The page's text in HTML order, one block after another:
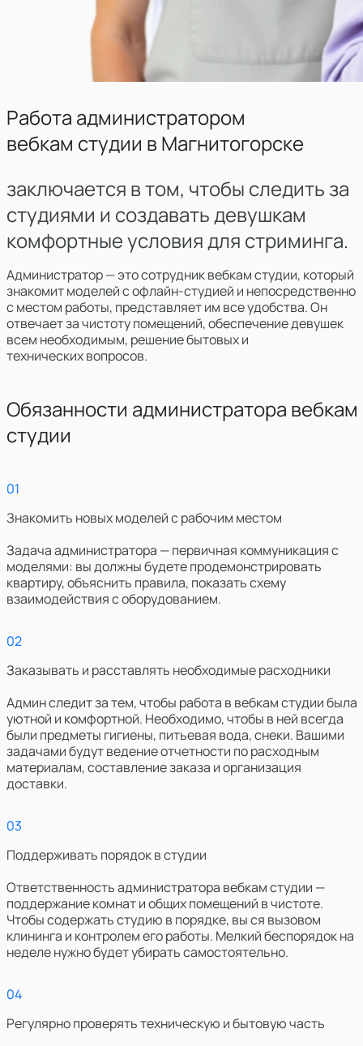
Работа администратором
вебкам студии вМагнитогорске
заключается в том, чтобы следить за
студиями и создавать девушкам
комфортные условия для стриминга.
Администратор — это сотрудник вебкам студии, который
знакомит моделей с офлайн-студией и непосредственно
с местом работы, представляет им все удобства. Он
отвечает за чистоту помещений, обеспечение девушек
всем необходимым, решение бытовых и
технических вопросов.
Обязанности администратора вебкам
студии
01
Знакомить новых моделей с рабочим местом
Задача администратора — первичная коммуникация с
моделями: вы должны будете продемонстрировать
квартиру, объяснить правила, показать схему
взаимодействия с оборудованием.
02
Заказывать и расставлять необходимые расходники
Админ следит за тем, чтобы работа в вебкам студии была
уютной и комфортной. Необходимо, чтобы в ней всегда
были предметы гигиены, питьевая вода, снеки. Вашими
задачами будут ведение отчетности по расходным
материалам, составление заказа и организация
доставки.
03
Поддерживать порядок в студии
Ответственность администратора вебкам студии —
поддержание комнат и общих помещений в чистоте.
Чтобы содержать студию в порядке, вы ся вызовом
клининга и контролем его работы. Мелкий беспорядок на
неделе нужно будет убирать самостоятельно.
04
Регулярно проверять техническую и бытовую часть